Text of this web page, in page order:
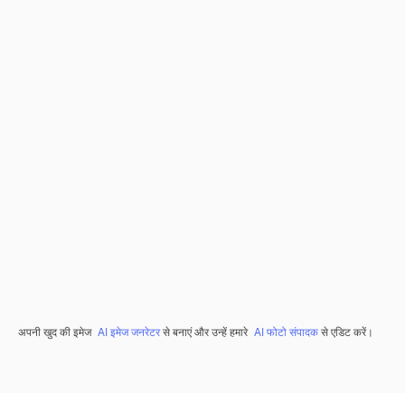
अपनी खुद की इमेज AI इमेज जनरेटरसे बनाएं और उन्हें हमारे AI फोटो संपादकसे एडिट करें।